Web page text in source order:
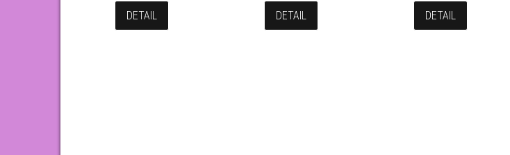
DETAIL DETAIL DETAIL